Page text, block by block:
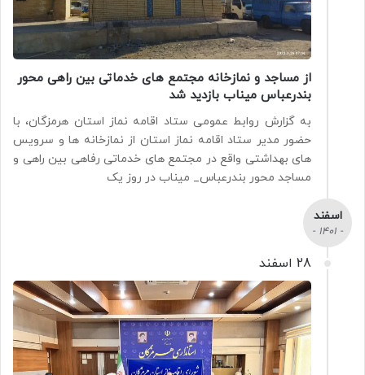
از مساجد و نمازخانه مجتمع های خدماتی بین راهی محور
بندرعباس میناب بازدید شد
به گزارش روابط عمومی ستاد اقامه نماز استان هرمزگان، با
حضور مدیر ستاد اقامه نماز استان از نمازخانه ها و سرویس
های بهداشتی واقع در مجتمع های خدماتی رفاهی بین راهی و
مساجد محور بندرعباس_ میناب در روز یک
اسفند
- 1401 -
28 اسفند